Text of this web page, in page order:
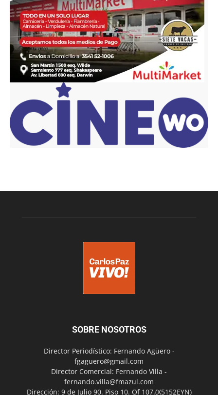
SOBRE NOSOTROS
Director Periodístico: Fernando Agüero -
fgaguero@gmail.com
Director Comercial: Fernando Villa -
fernando.villa@fmazul.com
Dirección: 9 de Julio 90. Piso 10. Of 107.(X5152EYN)